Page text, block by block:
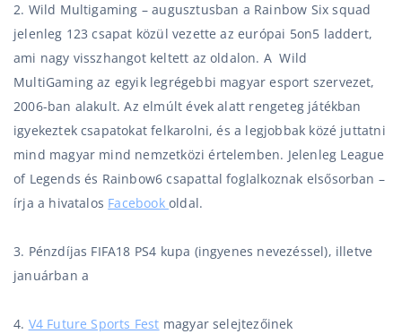
2. Wild Multigaming – augusztusban a Rainbow Six squad
jelenleg 123 csapat közül vezette az európai 5on5 laddert,
ami nagy visszhangot keltett az oldalon. A Wild
MultiGaming az egyik legrégebbi magyar esport szervezet,
2006-ban alakult. Az elmúlt évek alatt rengeteg játékban
igyekeztek csapatokat felkarolni, és a legjobbak közé juttatni
mind magyar mind nemzetközi értelemben. Jelenleg League
of Legends és Rainbow6 csapattal foglalkoznak elsősorban –
írja a hivatalos Facebook oldal.
3. Pénzdíjas FIFA18 PS4 kupa (ingyenes nevezéssel), illetve
januárban a
4. V4 Future Sports Fest magyar selejtezőinek